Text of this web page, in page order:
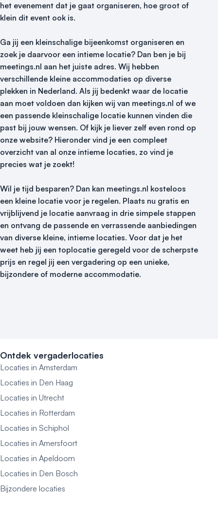
het evenement dat je gaat organiseren, hoe groot of
klein dit event ook is.
Ga jij een kleinschalige bijeenkomst organiseren en
zoek je daarvoor een intieme locatie? Dan ben je bij
meetings.nl aan het juiste adres. Wij hebben
verschillende kleine accommodaties op diverse
plekken in Nederland. Als jij bedenkt waar de locatie
aan moet voldoen dan kijken wij van meetings.nl of we
een passende kleinschalige locatie kunnen vinden die
past bij jouw wensen. Of kijk je liever zelf even rond op
onze website? Hieronder vind je een compleet
overzicht van al onze intieme locaties, zo vind je
precies wat je zoekt!
Wil je tijd besparen? Dan kan meetings.nl kosteloos
een kleine locatie voor je regelen. Plaats nu gratis en
vrijblijvend je locatie aanvraag in drie simpele stappen
en ontvang de passende en verrassende aanbiedingen
van diverse kleine, intieme locaties. Voor dat je het
weet heb jij een toplocatie geregeld voor de scherpste
prijs en regel jij een vergadering op een unieke,
bijzondere of moderne accommodatie.
Ontdek vergaderlocaties
Locaties in Amsterdam
Locaties in Den Haag
Locaties in Utrecht
Locaties in Rotterdam
Locaties in Schiphol
Locaties in Amersfoort
Locaties in Apeldoorn
Locaties in Den Bosch
Bijzondere locaties